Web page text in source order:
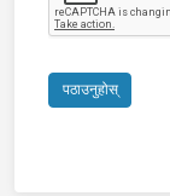
पठाउनुहोस्